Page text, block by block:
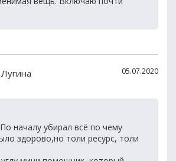
05.07.2020
По началу убирал всё по чему
здорово,но толи ресурс, толи